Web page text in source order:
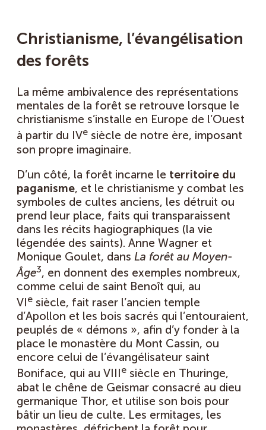
Christianisme, l’évangélisation
des forêts
La même ambivalence des représentations
mentales de la forêt se retrouve lorsque le
christianisme s’installe en Europe de l’Ouest
à partir du IVe siècle de notre ère, imposant
son propre imaginaire.
D’un côté, la forêt incarne le territoire du
paganisme, et le christianisme y combat les
symboles de cultes anciens, les détruit ou
prend leur place, faits qui transparaissent
dans les récits hagiographiques (la vie
légendée des saints). Anne Wagner et
Monique Goulet, dans La forêt au Moyen-
Âge3, en donnent des exemples nombreux,
comme celui de saint Benoît qui, au
VIe siècle, fait raser l’ancien temple
d’Apollon et les bois sacrés qui l’entouraient,
peuplés de « démons », afin d’y fonder à la
place le monastère du Mont Cassin, ou
encore celui de l’évangélisateur saint
Boniface, qui au VIIIe siècle en Thuringe,
abat le chêne de Geismar consacré au dieu
germanique Thor, et utilise son bois pour
bâtir un lieu de culte. Les ermitages, les